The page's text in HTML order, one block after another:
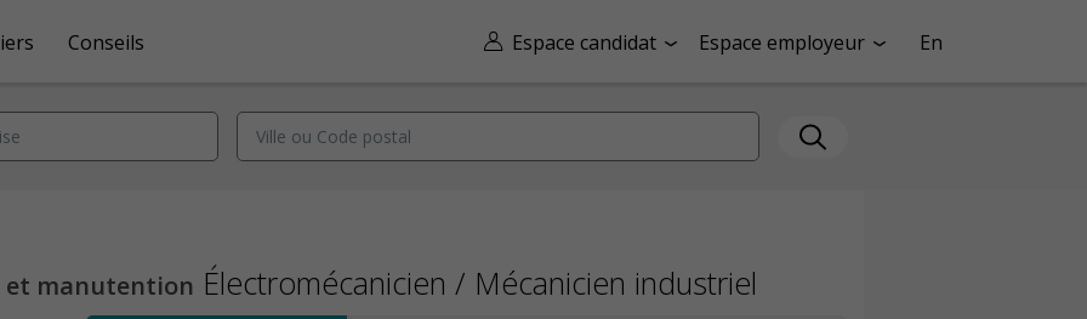
Espace candidat Espace employeur En
Conseils
manutention Électromécanicien / Mécanicien industriel